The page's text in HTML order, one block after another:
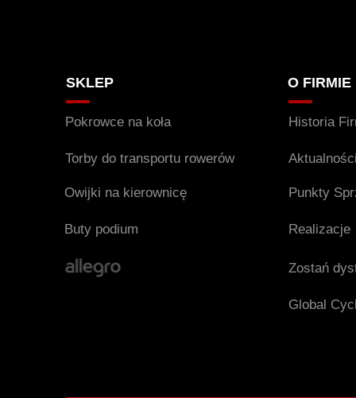
O FIRMIE
SKLEP
Torby do transportu rowerów
Pokrowce na koła
Owijki na kierownicę
Buty podium
Historia
Punkty
Realizacje
Zostań
Global